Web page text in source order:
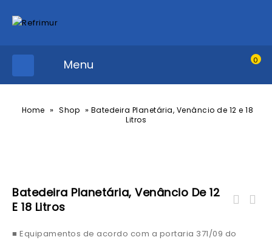
Menu 0
Home » Shop » Batedeira Planetária, Venâncio de 12 e 18
Litros
Batedeira Planetária, Venâncio De 12
E 18 Litros
■ Equipamentos de acordo com a portaria 371/09 do